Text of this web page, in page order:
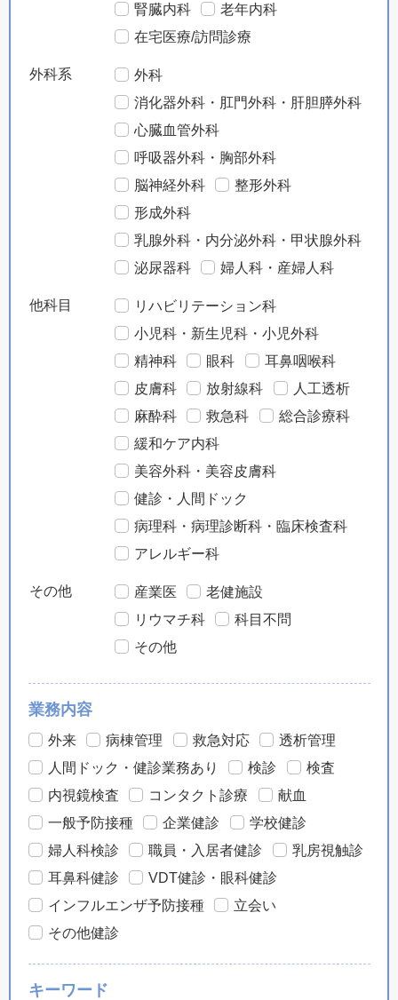
腎臓内科
老年内科
在宅医療/訪問診療
外科系
外科
消化器外科・肛門外科・肝胆膵外科
心臓血管外科
呼吸器外科・胸部外科
脳神経外科
整形外科
形成外科
乳腺外科・内分泌外科・甲状腺外科
泌尿器科
婦人科・産婦人科
他科目
リハビリテーション科
小児科・新生児科・小児外科
精神科
眼科
耳鼻咽喉科
皮膚科
放射線科
人工透析
麻酔科
救急科
総合診療科
緩和ケア内科
美容外科・美容皮膚科
健診・人間ドック
病理科・病理診断科・臨床検査科
アレルギー科
その他 産業医
老健施設
リウマチ科
科目不問
その他
業務内容
外来 病棟管理 救急対応
透析管理
人間ドック・健診業務あり
検診
検査
内視鏡検査
コンタクト診療
献血
一般予防接種
企業健診
学校健診
婦人科検診
職員・入居者健診
乳房視触診
耳鼻科健診
VDT健診・眼科健診
インフルエンザ予防接種
立会い
その他健診
キーワード